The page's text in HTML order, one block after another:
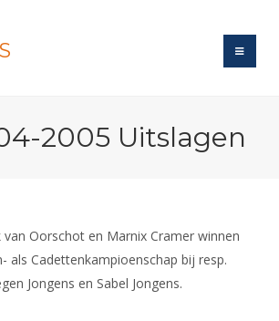
2005 Uitslagen
Oorschot en Marnix Cramer winnen
als Cadettenkampioenschap bij resp.
Jongens en Sabel Jongens.